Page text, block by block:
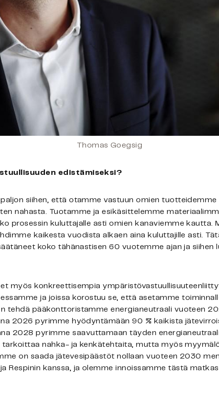
Thomas Goegsig
edistämiseksi?
siihen, että otamme vastuun omien
nahasta. Tuotamme ja esikäsittelemme
prosessin kuluttajalle asti omien kanaviemme kautta.
kaikesta vuodista alkaen aina kuluttajille asti.
koko tähänastisen 60 vuotemme ajan ja siihen
myös konkreettisempia
ja joissa korostuu se, että asetamme
tehdä pääkonttoristamme energianeutraali vuoteen
2026 pyrimme hyödyntämään 90 % kaikista
2028 pyrimme saavuttamaan täyden
nahka- ja kenkätehtaita, mutta myös
on saada jätevesipäästöt nollaan vuoteen 2030
Respinin kanssa, ja olemme innoissamme tästä